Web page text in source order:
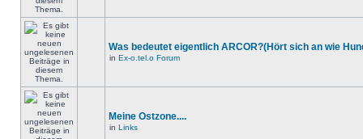
Was bedeutet eigentlich ARCOR?(Hört sich an wie
in Ex-o.tel.o Forum
Meine Ostzone....
in Links